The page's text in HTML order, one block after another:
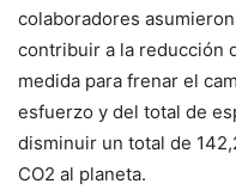
colaboradores
contribuir a la reducción
medida para frenar el
esfuerzo y del total de
disminuir un total de
CO2 al planeta.